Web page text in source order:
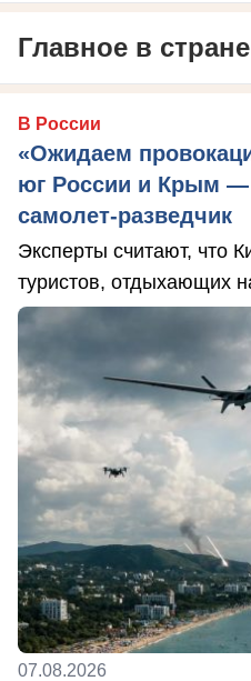
Главное в стране
В России
«Ожидаем
юг России и Крым —
самолет-разведчик
Эксперты считают, что
туристов, отдыхающих
07.08.2026